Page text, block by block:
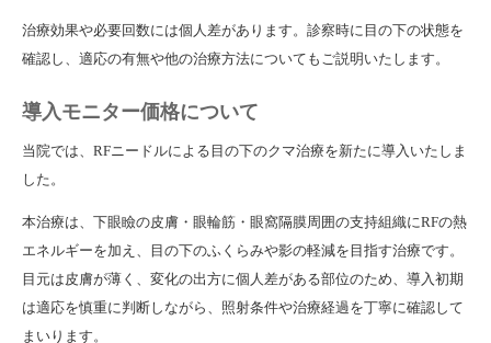
治療効果や必要回数には個人差があります。診察時に目の下の状態を
確認し、適応の有無や他の治療方法についてもご説明いたします。
導入モニター価格について
当院では、RFニードルによる目の下のクマ治療を新たに導入いたしま
した。
本治療は、下眼瞼の皮膚・眼輪筋・眼窩隔膜周囲の支持組織にRFの熱
エネルギーを加え、目の下のふくらみや影の軽減を目指す治療です。
目元は皮膚が薄く、変化の出方に個人差がある部位のため、導入初期
は適応を慎重に判断しながら、照射条件や治療経過を丁寧に確認して
まいります。